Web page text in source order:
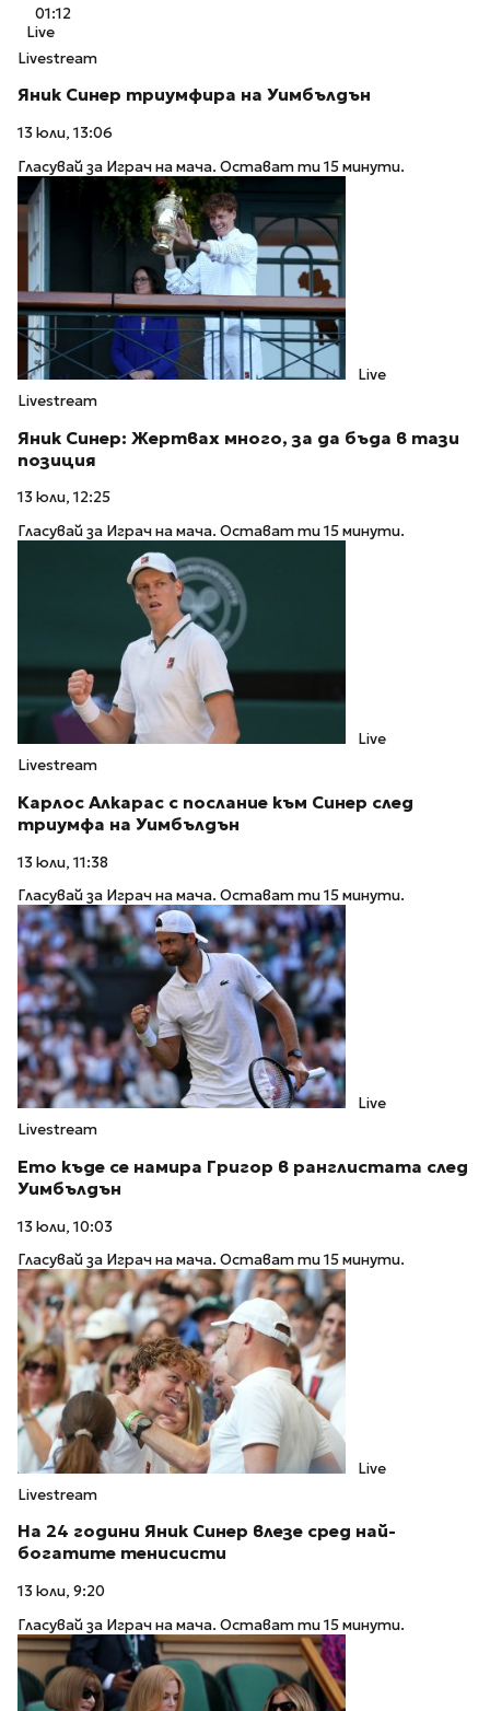
01:12
Live
Livestream
Яник Синер триумфира на Уимбълдън
13 юли, 13:06
Гласувай за Играч на мача. Остават ти 15 минути.
Live
Livestream
Яник Синер: Жертвах много, за да бъда в тази
позиция
13 юли, 12:25
Гласувай за Играч на мача. Остават ти 15 минути.
Live
Livestream
Карлос Алкарас с послание към Синер след
триумфа на Уимбълдън
13 юли, 11:38
Гласувай за Играч на мача. Остават ти 15 минути.
Live
Livestream
Ето къде се намира Григор в ранглистата след
Уимбълдън
13 юли, 10:03
Гласувай за Играч на мача. Остават ти 15 минути.
Live
Livestream
На 24 години Яник Синер влезе сред най-
богатите тенисисти
13 юли, 9:20
Гласувай за Играч на мача. Остават ти 15 минути.